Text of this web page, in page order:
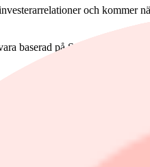
och
baserad på Saabs